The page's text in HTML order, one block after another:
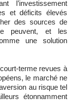
l’investissement
et déficits élevés
des sources de
peuvent, et les
une solution
terme revues à
le marché ne
au risque tel
étonnamment